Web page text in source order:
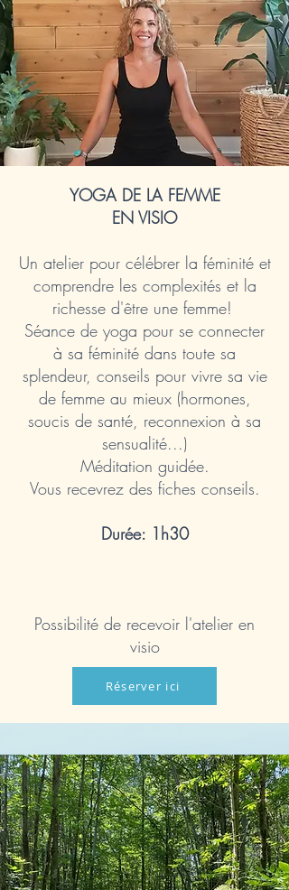
YOGA DE LA FEMME
EN VISIO
Un atelier pour célébrer la féminité et
comprendre les complexités et la
richesse d'être une femme!
Séance de yoga pour se connecter
à sa féminité dans toute sa
splendeur, conseils pour vivre sa vie
de femme au mieux (hormones,
soucis de santé, reconnexion à sa
sensualité...)
Méditation guidée.
Vous recevrez des fiches conseils.
Durée: 1h30
Possibilité de recevoir l'atelier en
visio
Réserver ici